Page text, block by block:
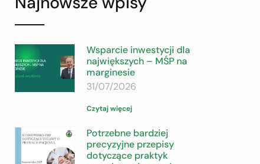
Wsparcie inwestycji dla
największych – MŚP na
marginesie
31/07/2026
Czytaj więcej
Potrzebne bardziej
precyzyjne przepisy
dotyczące praktyk